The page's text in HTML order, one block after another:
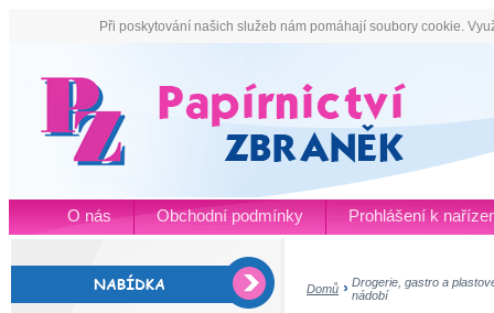
Při poskytování našich služeb nám pomáhají soubory cookie.
O nás Obchodní podmínky Prohlášení k
Domů
Drogerie, gastro a
nádobí